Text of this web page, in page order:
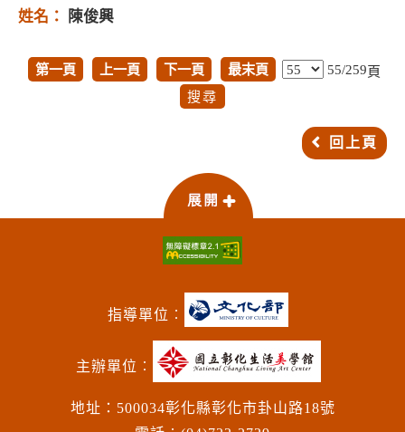
陳俊興
第一頁 上一頁 下一頁 最末頁 55/259頁
回上頁
指導單位︰
主辦單位︰
地址：500034彰化縣彰化市卦山路18號